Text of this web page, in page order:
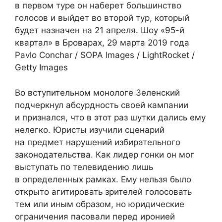
в первом туре он наберет большинство
голосов и выйдет во второй тур, который
будет назначен на 21 апреля. Шоу «95-й
квартал» в Броварах, 29 марта 2019 года
Pavlo Conchar / SOPA Images / LightRocket /
Getty Images
Во вступительном монологе Зеленский
подчеркнул абсурдность своей кампании
и признался, что в этот раз шутки дались ему
нелегко. Юристы изучили сценарий
на предмет нарушений избирательного
законодательства. Как лидер гонки он мог
выступать по телевидению лишь
в определенных рамках. Ему нельзя было
открыто агитировать зрителей голосовать
тем или иным образом, но юридические
ограничения пасовали перед иронией